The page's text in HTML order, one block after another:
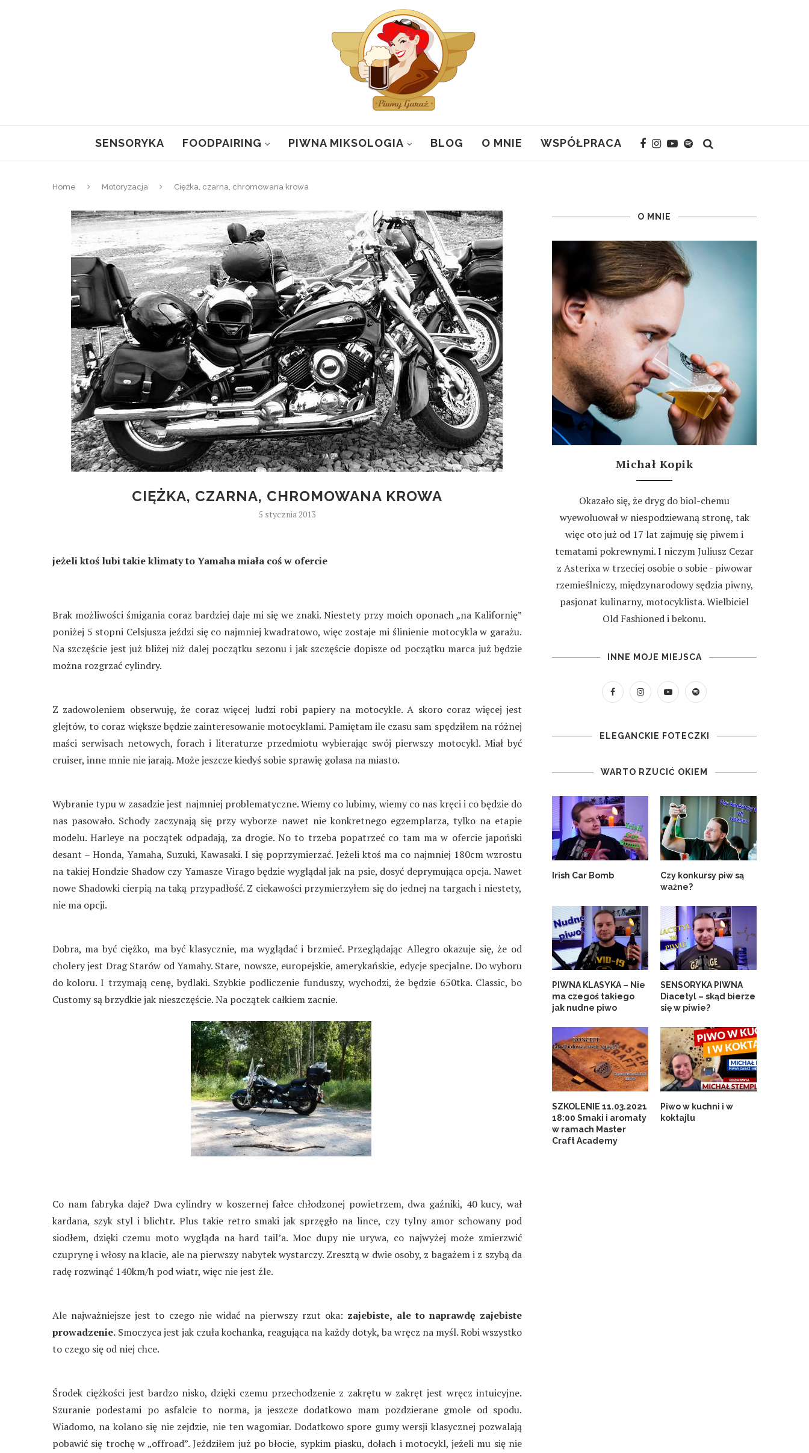
SENSORYKA FOODPAIRING PIWNA MIKSOLOGIA BLOG O MNIE WSPÓŁPRACA
Home Motoryzacja Ciężka, czarna, chromowana krowa
CIĘŻKA, CZARNA, CHROMOWANA KROWA
5 stycznia 2013
jeżeli ktoś lubi takie klimaty to Yamaha miała coś w ofercie
Brak możliwości śmigania coraz bardziej daje mi się we znaki. Niestety przy moich oponach „na Kalifornię”
poniżej 5 stopni Celsjusza jeździ się co najmniej kwadratowo, więc zostaje mi ślinienie motocykla w garażu.
Na szczęście jest już bliżej niż dalej początku sezonu i jak szczęście dopisze od początku marca już będzie
można rozgrzać cylindry.
Z zadowoleniem obserwuję, że coraz więcej ludzi robi papiery na motocykle. A skoro coraz więcej jest
glejtów, to coraz większe będzie zainteresowanie motocyklami. Pamiętam ile czasu sam spędziłem na różnej
maści serwisach netowych, forach i literaturze przedmiotu wybierając swój pierwszy motocykl. Miał być
cruiser, inne mnie nie jarają. Może jeszcze kiedyś sobie sprawię golasa na miasto.
Wybranie typu w zasadzie jest najmniej problematyczne. Wiemy co lubimy, wiemy co nas kręci i co będzie do
nas pasowało. Schody zaczynają się przy wyborze nawet nie konkretnego egzemplarza, tylko na etapie
modelu. Harleye na początek odpadają, za drogie. No to trzeba popatrzeć co tam ma w ofercie japoński
desant – Honda, Yamaha, Suzuki, Kawasaki. I się poprzymierzać. Jeżeli ktoś ma co najmniej 180cm wzrostu
na takiej Hondzie Shadow czy Yamasze Virago będzie wyglądał jak na psie, dosyć deprymująca opcja. Nawet
nowe Shadowki cierpią na taką przypadłość. Z ciekawości przymierzyłem się do jednej na targach i niestety,
nie ma opcji.
Dobra, ma być ciężko, ma być klasycznie, ma wyglądać i brzmieć. Przeglądając Allegro okazuje się, że od
cholery jest Drag Starów od Yamahy. Stare, nowsze, europejskie, amerykańskie, edycje specjalne. Do wyboru
do koloru. I trzymają cenę, bydlaki. Szybkie podliczenie funduszy, wychodzi, że będzie 650tka. Classic, bo
Customy są brzydkie jak nieszczęście. Na początek całkiem zacnie.
Co nam fabryka daje? Dwa cylindry w koszernej fałce chłodzonej powietrzem, dwa gaźniki, 40 kucy, wał
kardana, szyk styl i blichtr. Plus takie retro smaki jak sprzęgło na lince, czy tylny amor schowany pod
siodłem, dzięki czemu moto wygląda na hard tail’a. Moc dupy nie urywa, co najwyżej może zmierzwić
czuprynę i włosy na klacie, ale na pierwszy nabytek wystarczy. Zresztą w dwie osoby, z bagażem i z szybą da
radę rozwinąć 140km/h pod wiatr, więc nie jest źle.
Ale najważniejsze jest to czego nie widać na pierwszy rzut oka: zajebiste, ale to naprawdę zajebiste
prowadzenie. Smoczyca jest jak czuła kochanka, reagująca na każdy dotyk, ba wręcz na myśl. Robi wszystko
to czego się od niej chce.
Środek ciężkości jest bardzo nisko, dzięki czemu przechodzenie z zakrętu w zakręt jest wręcz intuicyjne.
Szuranie podestami po asfalcie to norma, ja jeszcze dodatkowo mam pozdzierane gmole od spodu.
Wiadomo, na kolano się nie zejdzie, nie ten wagomiar. Dodatkowo spore gumy wersji klasycznej pozwalają
pobawić się trochę w „offroad”. Jeździłem już po błocie, sypkim piasku, dołach i motocykl, jeżeli mu się nie
O MNIE
Michał Kopik
Okazało się, że dryg do biol-chemu
wyewoluował w niespodziewaną stronę, tak
więc oto już od 17 lat zajmuję się piwem i
tematami pokrewnymi. I niczym Juliusz Cezar
z Asterixa w trzeciej osobie o sobie - piwowar
rzemieślniczy, międzynarodowy sędzia piwny,
pasjonat kulinarny, motocyklista. Wielbiciel
Old Fashioned i bekonu.
INNE MOJE MIEJSCA
ELEGANCKIE FOTECZKI
WARTO RZUCIĆ OKIEM
Irish Car Bomb
Czy konkursy piw są
ważne?
PIWNA KLASYKA – Nie
ma czegoś takiego
jak nudne piwo
SENSORYKA PIWNA
Diacetyl – skąd bierze
się w piwie?
SZKOLENIE 11.03.2021
18:00 Smaki i aromaty
w ramach Master
Craft Academy
Piwo w kuchni i w
koktajlu